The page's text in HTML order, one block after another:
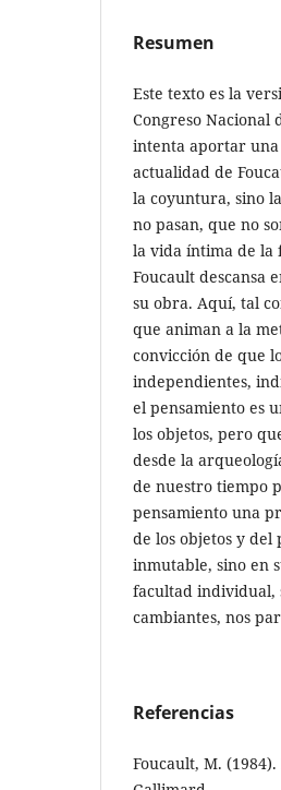
Resumen
Este texto es la
Congreso Nacional
intenta aportar una
actualidad de
la coyuntura, sino
no pasan, que no
la vida íntima de la
Foucault descansa
su obra. Aquí, tal
que animan a la
convicción de que
independientes,
el pensamiento es
los objetos, pero
desde la
de nuestro tiempo
pensamiento una
de los objetos y del
inmutable, sino en
facultad individual,
cambiantes, nos
Referencias
Foucault, M.